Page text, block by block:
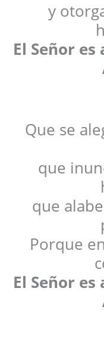
y
El Señor
Que se
que
que
Porque
El Señor